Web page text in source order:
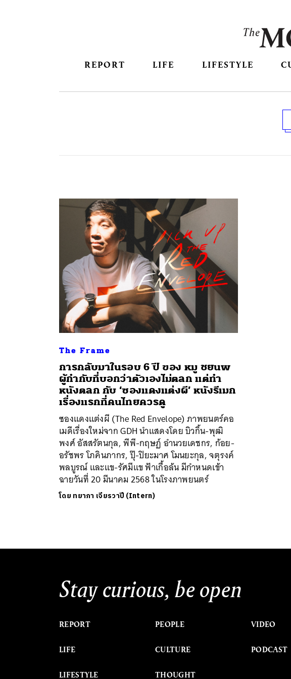
REPORT LIFE LIFESTYLE
The Frame
การกลับมาในรอบ 6 ปี ของ หมู ชยนพ
ผู้กำกับที่บอกว่าตัวเองไม่ตลก แต่ทำ
หนังตลก กับ ‘ซองแดงแต่งผี’ หนังรีเมก
เรื่องแรกที่คนไทยควรดู
ซองแดงแต่งผี (The Red Envelope) ภาพยนตร์คอ
เมดีเรื่องใหม่จาก GDH นำแสดงโดย บิวกิ้น-พุฒิ
พงศ์ อัสสรัตนกุล, พีพี-กฤษฏ์ อำนวยเดชกร, ก้อย-
อรัชพร โภคินภากร, ปุ๊-ปิยะมาศ โมนยะกุล, จตุรงค์
พลบูรณ​์ และแข-รัศมีแข ฟ้าเกื้อล้น มีกำหนดเข้า
ฉายวันที่ 20 มีนาคม 2568 ในโรงภาพยนตร์
โดย ทยาภา เจียรวาปี (Intern)
Stay curious, be open
REPORT
LIFE
LIFESTYLE
PEOPLE
CULTURE
THOUGHT
VIDEO
PODCAST